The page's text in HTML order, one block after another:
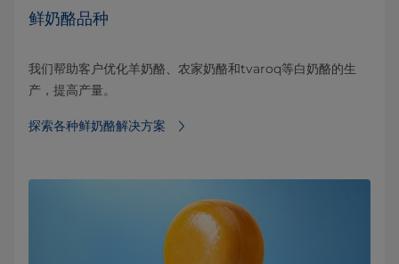
鲜奶酪品种
我们帮助客户优化羊奶酪、农家奶酪和tvaroq等白奶酪的生
产，提高产量。
探索各种鲜奶酪解决方案